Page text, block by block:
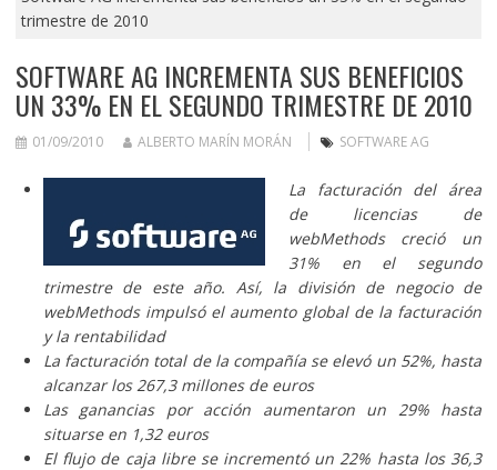
trimestre de 2010
SOFTWARE AG INCREMENTA SUS BENEFICIOS
UN 33% EN EL SEGUNDO TRIMESTRE DE 2010
01/09/2010 ALBERTO MARÍN MORÁN SOFTWARE AG
La facturación del área
de licencias de
webMethods creció un
31% en el segundo
trimestre de este año. Así, la división de negocio de
webMethods impulsó el aumento global de la facturación
y la rentabilidad
La facturación total de la compañía se elevó un 52%, hasta
alcanzar los 267,3 millones de euros
Las ganancias por acción aumentaron un 29% hasta
situarse en 1,32 euros
El flujo de caja libre se incrementó un 22% hasta los 36,3